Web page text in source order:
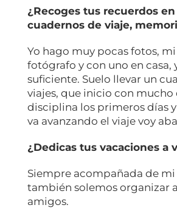
¿Recoges tus recuerdos
cuadernos de viaje,
Yo hago muy pocas fotos,
fotógrafo y con uno en casa,
suficiente. Suelo llevar un
viajes, que inicio con mucho
disciplina los primeros días
va avanzando el viaje voy
¿Dedicas tus vacaciones a
Siempre acompañada de
también solemos organizar
amigos.